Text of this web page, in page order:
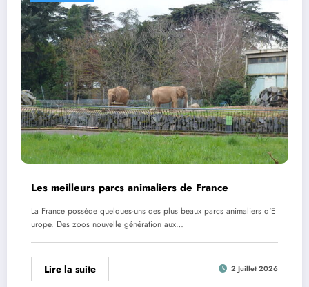
Les meilleurs parcs animaliers de France
La France possède quelques-uns des plus beaux parcs animaliers d'E
urope. Des zoos nouvelle génération aux…
Lire la suite 2 Juillet 2026